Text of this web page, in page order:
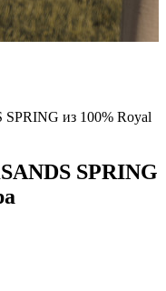
из 100% Royal
SPRING